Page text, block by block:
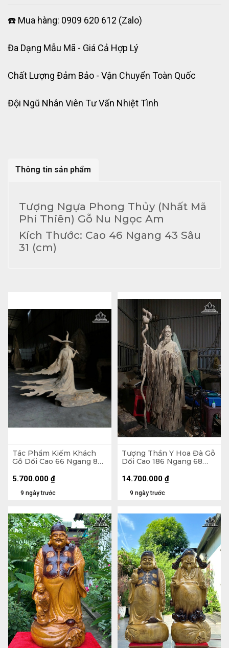
☎️ Mua hàng: 0909 620 612 (Zalo)
Đa Dạng Mẫu Mã - Giá Cả Hợp Lý
Chất Lượng Đảm Bảo - Vận Chuyển Toàn Quốc
Đội Ngũ Nhân Viên Tư Vấn Nhiệt Tình
Thông tin sản phẩm
Tượng Ngựa Phong Thủy (Nhất Mã
Phi Thiên) Gỗ Nu Ngọc Am
Kích Thước: Cao 46 Ngang 43 Sâu
31 (cm)
Tác Phẩm Kiếm Khách
Gỗ Dổi Cao 66 Ngang 80
9 ngày trước
5.700.000 ₫
Tượng Thần Y Hoa Đà Gỗ
Dổi Cao 186 Ngang 68
9 ngày trước
14.700.000 ₫